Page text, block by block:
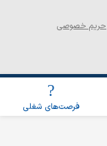
حریم خصوصی
فرصت‌های شغلی